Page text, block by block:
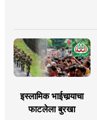
इस्लामिक भाईचार्‍याचा
फाटलेला बुरखा